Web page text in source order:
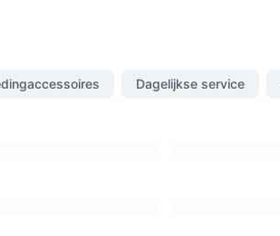
Dagelijkse service